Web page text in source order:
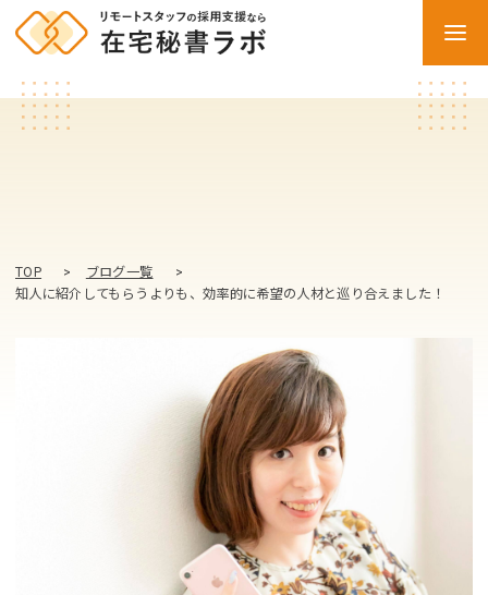
TOP
ブログ一覧
知人に紹介してもらうよりも、効率的に希望の人材と巡り合えました！